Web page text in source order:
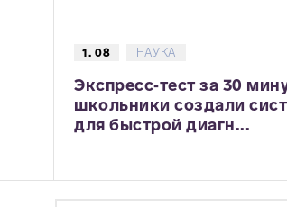
1. 08 НАУКА
Экспресс‑тест за 30
школьники создали
для быстрой диагн...